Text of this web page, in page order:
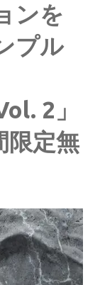
ンを
プル
2」
限定無